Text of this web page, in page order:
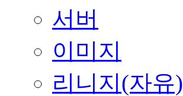
서버
이미지
리니지(자유)